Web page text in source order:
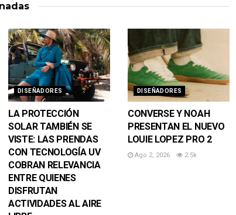
DISEÑADORES
LA PROTECCIÓN
SOLAR TAMBIÉN SE
VISTE: LAS PRENDAS
CON TECNOLOGÍA UV
COBRAN RELEVANCIA
ENTRE QUIENES
DISFRUTAN
ACTIVIDADES AL AIRE
DISEÑADORES
CONVERSE Y NOAH
PRESENTAN EL NUEVO
LOUIE LOPEZ PRO 2
Ago 2, 2026 2.5k